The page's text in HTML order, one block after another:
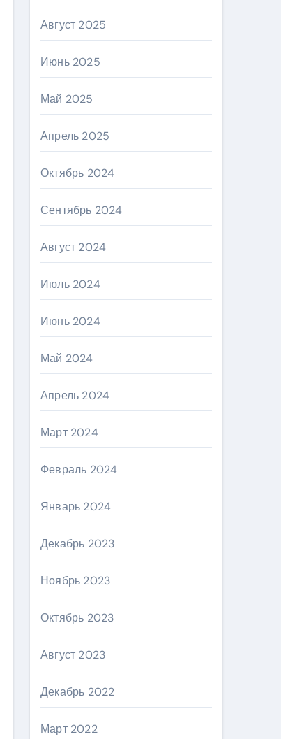
Август 2025
Июнь 2025
Май 2025
Апрель 2025
Октябрь 2024
Сентябрь 2024
Август 2024
Июль 2024
Июнь 2024
Май 2024
Апрель 2024
Март 2024
Февраль 2024
Январь 2024
Декабрь 2023
Ноябрь 2023
Октябрь 2023
Август 2023
Декабрь 2022
Март 2022